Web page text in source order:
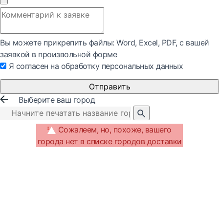
Вы можете прикрепить файлы: Word, Exсel, PDF, с вашей
заявкой в произвольной форме
Я согласен на обработку персональных данных
Отправить
Выберите ваш город
Сожалеем, но, похоже, вашего
города нет в списке городов доставки